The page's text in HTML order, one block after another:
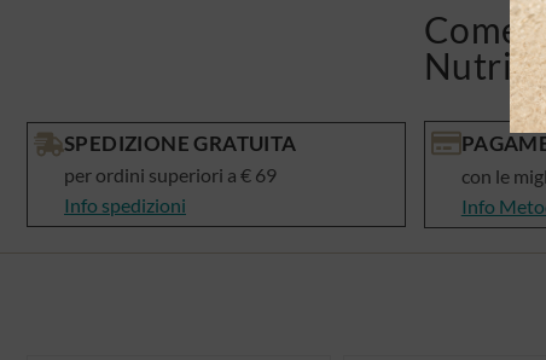
Come
SPEDIZIONE GRATUITA
per ordini superiori a € 69
Info spedizioni
con le
Info